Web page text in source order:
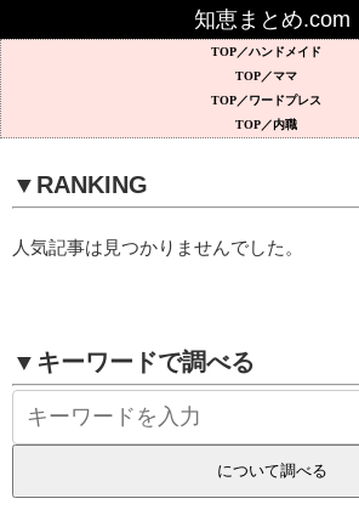
知恵まとめ.com
ハンドメイド
ママ
ワードプレス
内職
▼RANKING
人気記事は見つかりませんでした。
▼キーワードで調べる